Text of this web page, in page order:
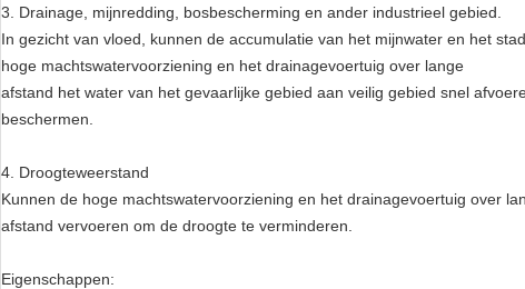
3. Drainage, mijnredding, bosbescherming en ander industrieel gebied.
In gezicht van vloed, kunnen de accumulatie van het mijnwater en het
hoge machtswatervoorziening en het drainagevoertuig over lange
afstand het water van het gevaarlijke gebied aan veilig gebied snel
beschermen.
4. Droogteweerstand
Kunnen de hoge machtswatervoorziening en het drainagevoertuig over
afstand vervoeren om de droogte te verminderen.
Eigenschappen: